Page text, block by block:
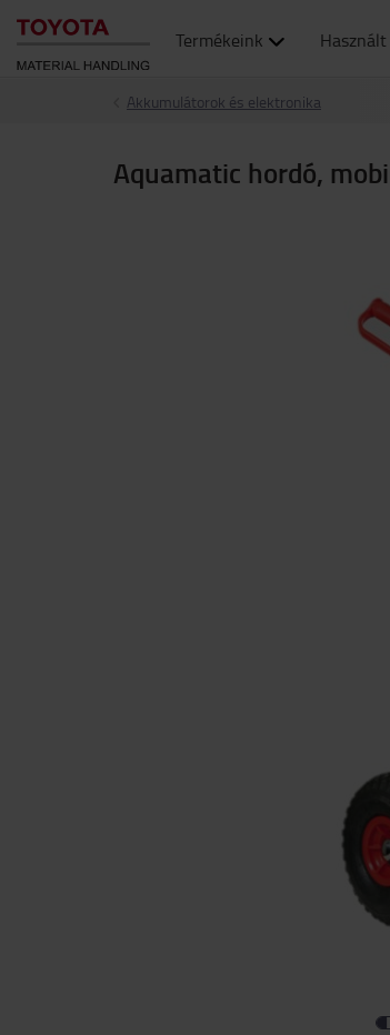
Termékeink
Akkumulátorok és elektronika
Aquamatic hordó,